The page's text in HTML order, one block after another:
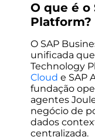
O que é o
Platform?
O SAP
unificada
Technology
Cloud e SAP
fundação
agentes
negócio de
dados
centralizada.